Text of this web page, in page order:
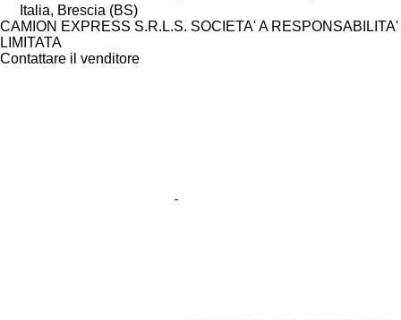
Italia, Brescia (BS)
CAMION EXPRESS S.R.L.S. SOCIETA' A RESPONSABILITA'
LIMITATA
Contattare il venditore